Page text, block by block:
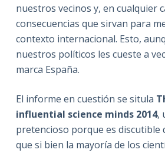
nuestros vecinos y, en cualquier
consecuencias que sirvan para
contexto internacional. Esto,
nuestros políticos les cueste a
marca España.
El informe en cuestión se situla
influential science minds 2014,
pretencioso porque es discutible
que si bien la mayoría de los